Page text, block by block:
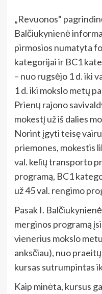
„Revuonos“
Balčiukynienė
pirmosios numatyta
kategorijai ir BC1
– nuo rugsėjo 1 d. iki
1 d. iki mokslo metų
Prienų rajono
mokestį už iš dalies
Norint įgyti teisę
priemones, mokestis
val. kelių transporto
programą, BC1
už 45 val. rengimo
Pasak I.
merginos programą
vienerius mokslo
anksčiau), nuo
kursas sutrumpintas
Kaip minėta, kursus